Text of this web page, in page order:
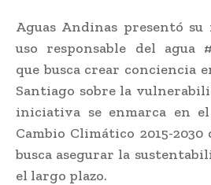
Aguas Andinas presentó su
uso responsable del agua
que busca crear conciencia
Santiago sobre la
iniciativa se enmarca en
Cambio Climático 2015-
busca asegurar la
el largo plazo.